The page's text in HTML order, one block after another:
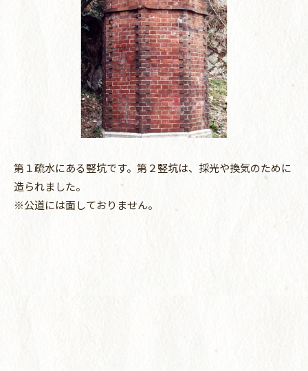
第１疏水にある竪坑です。第２竪坑は、採光や換気のために
造られました。
※公道には面しておりません。